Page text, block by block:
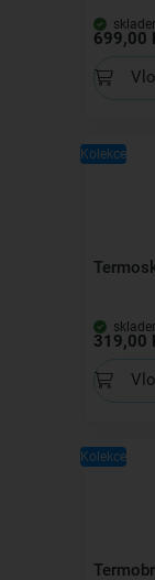
699,00
Kolekce
319,00
Kolekce